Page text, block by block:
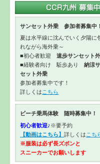
サンセット外乗 参加者募集中！
夏は水平線に沈んでいく夕陽に
れながら海外乗～
■初心者歓迎 速歩サンセット
■経験者向け 駈歩あり 納涼
セット外乗
参加者募集中です！
詳しくは こちら
ビーチ乗馬体験 随時募集中！
初心者歓迎♪※要予約
【動画はこちら】 詳しくは こち
※服装は必ず長ズボンと
スニーカーでお願いします